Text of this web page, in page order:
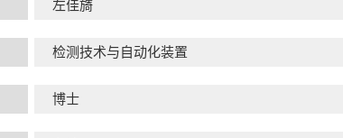
左佳旖
检测技术与自动化装置
博士